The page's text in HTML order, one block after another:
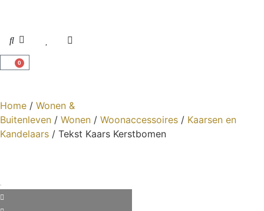
0
Home / Wonen &
Buitenleven / Wonen / Woonaccessoires / Kaarsen en
Kandelaars / Tekst Kaars Kerstbomen